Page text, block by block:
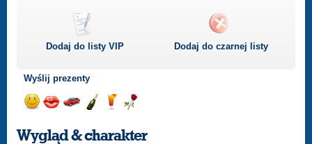
Dodaj do listyVIP Dodaj do czarnej listy
Wyślij prezenty
uśmiech
buziakasamochodem
szampana
drinka
różę
Wygląd & charakter